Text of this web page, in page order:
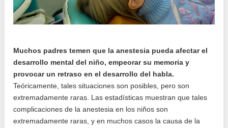
Muchos padres temen que la anestesia pueda afectar el
desarrollo mental del niño, empeorar su memoria y
provocar un retraso en el desarrollo del habla.
Teóricamente, tales situaciones son posibles, pero son
extremadamente raras. Las estadísticas muestran que tales
complicaciones de la anestesia en los niños son
extremadamente raras, y en muchos casos la causa de la